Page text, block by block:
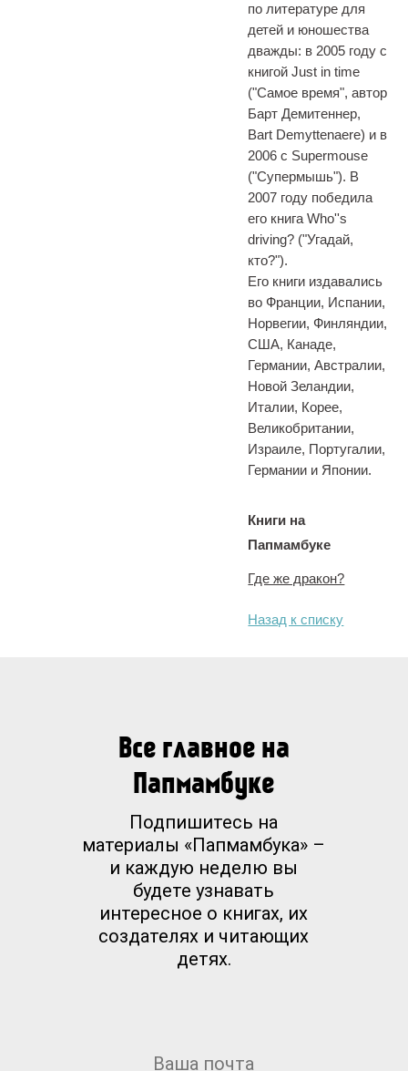
по литературе для
детей и юношества
дважды: в 2005 году с
книгой Just in time
("Самое время", автор
Барт Демитеннер,
Bart Demyttenaere) и в
2006 с Supermouse
("Супермышь"). В
2007 году победила
его книга Who''s
driving? ("Угадай,
кто?").
Его книги издавались
во Франции, Испании,
Норвегии, Финляндии,
США, Канаде,
Германии, Австралии,
Новой Зеландии,
Италии, Корее,
Великобритании,
Израиле, Португалии,
Германии и Японии.
Книги на
Папмамбуке
Где же дракон?
Назад к списку
Все главное на
Папмамбуке
Подпишитесь на
материалы «Папмамбука» –
и каждую неделю вы
будете узнавать
интересное о книгах, их
создателях и читающих
детях.